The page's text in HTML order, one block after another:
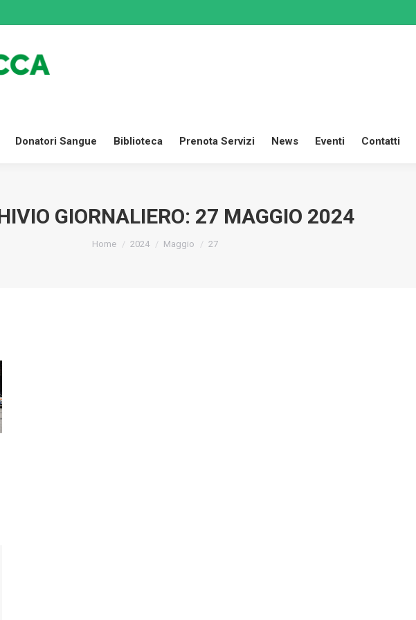
Donatori Sangue Biblioteca Prenota Servizi News Eventi Contatti
GIORNALIERO: 27 MAGGIO 2024
Tu sei qui:
Home 2024 Maggio 27